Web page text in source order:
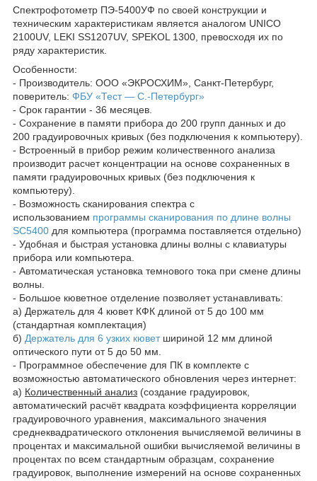
Спектрофотометр ПЭ-5400УФ по своей конструкции и
техническим характеристикам является аналогом UNICO
2100UV, LEKI SS1207UV, SPEKOL 1300, превосходя их по
ряду характеристик.
Особенности:
- Производитель: ООО «ЭКРОСХИМ», Санкт-Петербург,
поверитель: ФБУ «Тест — С.-Петербург»
- Срок гарантии - 36 месяцев.
- Сохранение в памяти прибора до 200 групп данных и до
200 градуировочных кривых (без подключения к компьютеру).
- Встроенный в прибор режим количественного анализа
производит расчет концентрации на основе сохраненных в
памяти градуировочных кривых (без подключения к
компьютеру).
- Возможность сканирования спектра с
использованием программы сканирования по длине волны
SC5400 для компьютера (программа поставляется отдельно)
- Удобная и быстрая установка длины волны с клавиатуры
прибора или компьютера.
- Автоматическая установка темнового тока при смене длины
волны.
- Большое кюветное отделение позволяет устанавливать:
а) Держатель для 4 кювет КФК длиной от 5 до 100 мм
(стандартная комплектация)
б) Держатель для 6 узких кюветшириной 12 мм длиной
оптического пути от 5 до 50 мм.
- Программное обеспечение для ПК в комплекте с
возможностью автоматического обновления через интернет:
а) Количественный анализ (создание градуировок,
автоматический расчёт квадрата коэффициента корреляции
градуировочного уравнения, максимального значения
среднеквадратического отклонения вычисляемой величины в
процентах и максимальной ошибки вычисляемой величины в
процентах по всем стандартным образцам, сохранение
градуировок, выполнение измерений на основе сохраненных